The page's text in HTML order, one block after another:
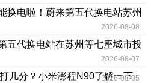
换电啦！蔚来第五代换电站苏州
2026-08-08
五代换电站在苏州等七座城市投
2026-08-07
打几分？小米澎程N90了解一下
2026-08-05